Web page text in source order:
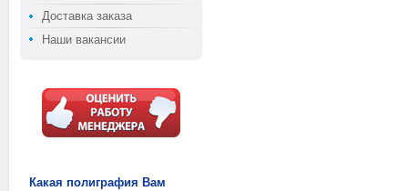
Доставка заказа
Наши вакансии
Какая полиграфия Вам